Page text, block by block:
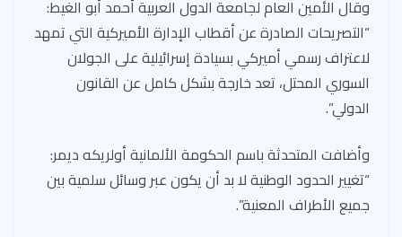
وقال الأمين العام لجامعة الدول العربية أحمد أبو الغيط:
“التصريحات الصادرة عن أقطاب الإدارة الأميركية التي تمهد
لاعتراف رسمي أميركي بسيادة إسرائيلية على الجولان
السوري المحتل، تعد خارجة بشكل كامل عن القانون
الدولي”.
وأضافت المتحدثة باسم الحكومة الألمانية أولريكه ديمر:
“تغيير الحدود الوطنية لا بد أن يكون عبر وسائل سلمية بين
جميع الأطراف المعنية”.